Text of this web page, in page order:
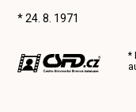
* 24. 8. 1971
*